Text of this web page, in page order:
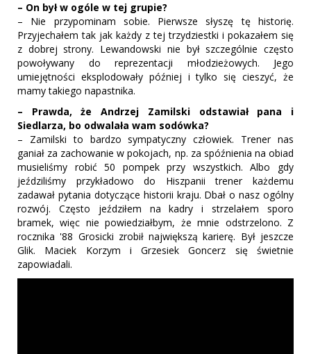
– On był w ogóle w tej grupie?
– Nie przypominam sobie. Pierwsze słyszę tę historię.
Przyjechałem tak jak każdy z tej trzydziestki i pokazałem się
z dobrej strony. Lewandowski nie był szczególnie często
powoływany do reprezentacji młodzieżowych. Jego
umiejętności eksplodowały później i tylko się cieszyć, że
mamy takiego napastnika.
– Prawda, że Andrzej Zamilski odstawiał pana i
Siedlarza, bo odwalała wam sodówka?
– Zamilski to bardzo sympatyczny człowiek. Trener nas
ganiał za zachowanie w pokojach, np. za spóźnienia na obiad
musieliśmy robić 50 pompek przy wszystkich. Albo gdy
jeździliśmy przykładowo do Hiszpanii trener każdemu
zadawał pytania dotyczące historii kraju. Dbał o nasz ogólny
rozwój. Często jeździłem na kadry i strzelałem sporo
bramek, więc nie powiedziałbym, że mnie odstrzelono. Z
rocznika '88 Grosicki zrobił największą karierę. Był jeszcze
Glik. Maciek Korzym i Grzesiek Goncerz się świetnie
zapowiadali.